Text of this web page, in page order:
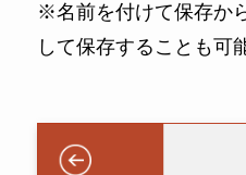
※名前を付けて保存か
して保存することも可